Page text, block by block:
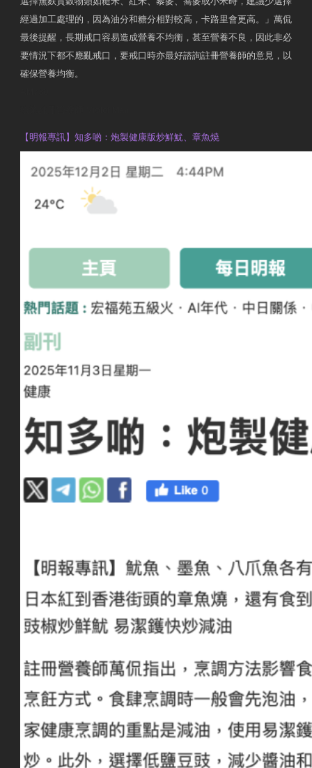
經過加工處理的，因為油分和糖分相對較高，卡路里會更高。」萬侃
最後提醒，長期戒口容易造成營養不均衡，甚至營養不良，因此非必
要情況下都不應亂戒口，要戒口時亦最好諮詢註冊營養師的意見，以
確保營養均衡。
【明報專訊】知多啲：炮製健康版炒鮮魷、章魚燒